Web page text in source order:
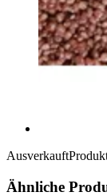
Ausverkauft
Ähnliche